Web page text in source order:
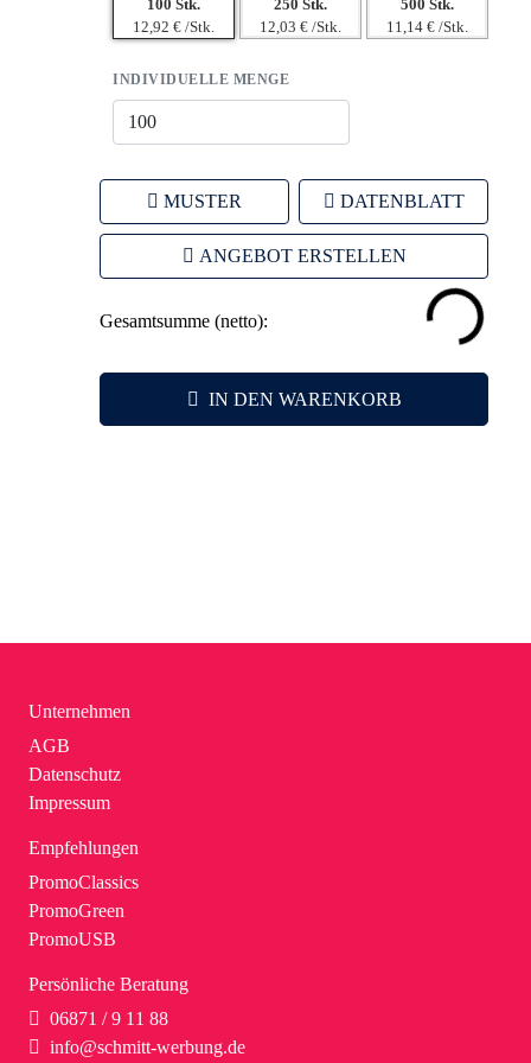
100 Stk.
12,92 € /Stk.
250 Stk.
12,03 € /Stk.
500 Stk.
11,14 € /Stk.
INDIVIDUELLE MENGE
MUSTER DATENBLATT
ANGEBOT ERSTELLEN
Gesamtsumme (netto):
IN DEN WARENKORB
Unternehmen
AGB
Datenschutz
Impressum
Empfehlungen
PromoClassics
PromoGreen
PromoUSB
Persönliche Beratung
06871 / 9 11 88
info@schmitt-werbung.de